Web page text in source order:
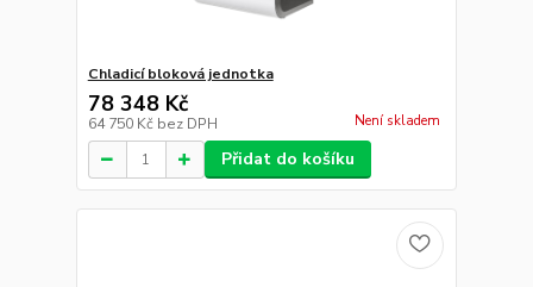
Chladicí bloková jednotka
78 348 Kč
64 750 Kč bez DPH Není skladem
Přidat do košíku